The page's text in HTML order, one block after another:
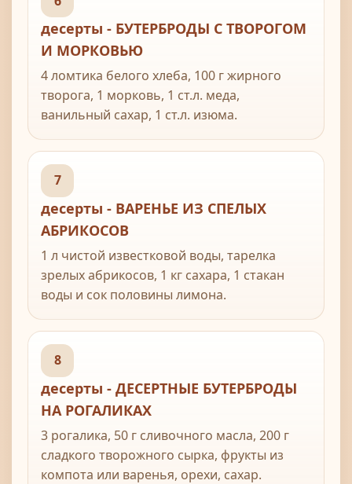
десерты - БУТЕРБРОДЫ С ТВОРОГОМ
И МОРКОВЬЮ
4 ломтика белого хлеба, 100 г жирного
творога, 1 морковь, 1 ст.л. меда,
ванильный сахар, 1 ст.л. изюма.
7
десерты - ВАРЕНЬЕ ИЗ СПЕЛЫХ
АБРИКОСОВ
1 л чистой известковой воды, тарелка
зрелых абрикосов, 1 кг сахара, 1 стакан
воды и сок половины лимона.
8
десерты - ДЕСЕРТНЫЕ БУТЕРБРОДЫ
НА РОГАЛИКАХ
3 рогалика, 50 г сливочного масла, 200 г
сладкого творожного сырка, фрукты из
компота или варенья, орехи, сахар.